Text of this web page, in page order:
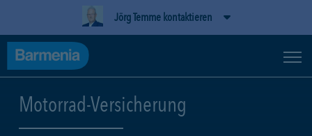
Jörg Temme kontaktieren
Motorrad-Versicherung